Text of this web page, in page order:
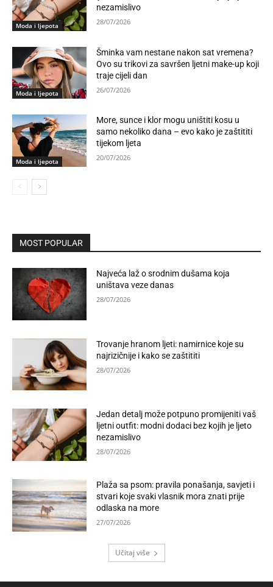
Moda i ljepota
nezamislivo
28/07/2026
Moda i ljepota
Šminka vam nestane nakon sat vremena?
Ovo su trikovi za savršen ljetni make-up koji
traje cijeli dan
26/07/2026
Moda i ljepota
More, sunce i klor mogu uništiti kosu u
samo nekoliko dana – evo kako je zaštititi
tijekom ljeta
20/07/2026
MOST POPULAR
Najveća laž o srodnim dušama koja
uništava veze danas
28/07/2026
Trovanje hranom ljeti: namirnice koje su
najrizičnije i kako se zaštititi
28/07/2026
Jedan detalj može potpuno promijeniti vaš
ljetni outfit: modni dodaci bez kojih je ljeto
nezamislivo
28/07/2026
Plaža sa psom: pravila ponašanja, savjeti i
stvari koje svaki vlasnik mora znati prije
odlaska na more
27/07/2026
Učitaj više